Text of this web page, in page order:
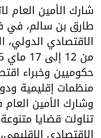
شارك الأمين العام
طارق بن سالم، في
الاقتصادي الدولي،
حكوميين وخبراء
منظمات إقليمية
وشارك الأمين
تناولت قضايا